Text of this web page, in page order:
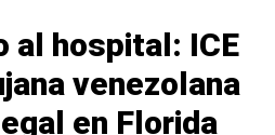
al hospital: ICE
venezolana
en Florida